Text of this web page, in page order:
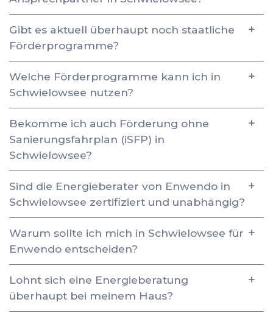
Gibt es aktuell überhaupt noch staatliche
Förderprogramme?
Welche Förderprogramme kann ich in
Schwielowsee nutzen?
Bekomme ich auch Förderung ohne
Sanierungsfahrplan (iSFP) in
Schwielowsee?
Sind die Energieberater von Enwendo in
Schwielowsee zertifiziert und unabhängig?
Warum sollte ich mich in Schwielowsee für
Enwendo entscheiden?
Lohnt sich eine Energieberatung
überhaupt bei meinem Haus?